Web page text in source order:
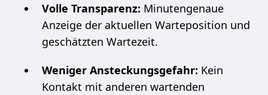
Volle Transparenz: Minutengenaue
Anzeige der aktuellen Warteposition und
geschätzten Wartezeit.
Weniger Ansteckungsgefahr: Kein
Kontakt mit anderen wartenden